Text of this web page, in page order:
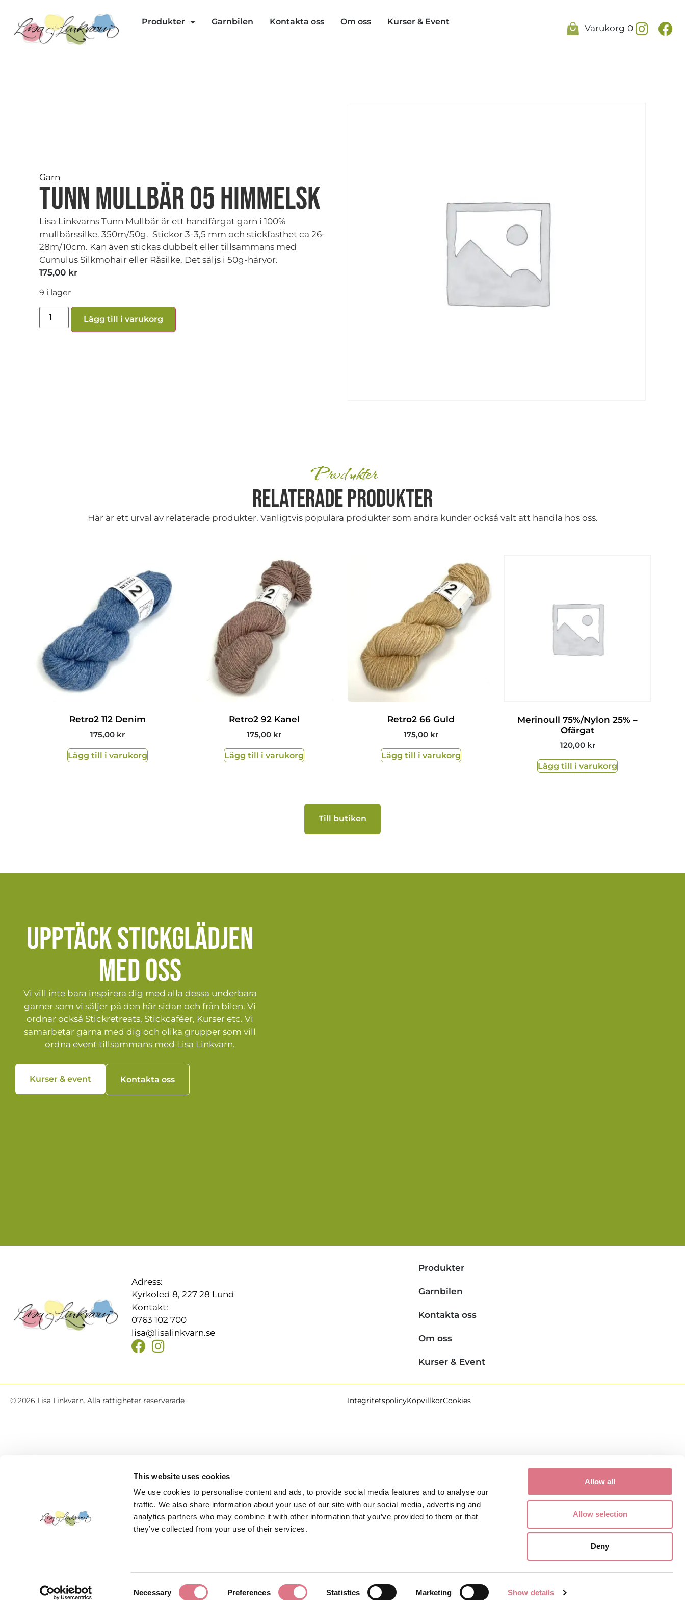
This website uses cookies
We use cookies to personalise content and ads, to provide social media features and to analyse our
traffic. We also share information about your use of our site with our social media, advertising and
analytics partners who may combine it with other information that you’ve provided to them or that
they’ve collected from your use of their services.
Selection
Necessary Preferences Statistics Marketing Show details
Allow all
Allow selection
Deny
Produkter Garnbilen Kontakta oss Om oss Kurser & Event
Varukorg 0
Garn
Tunn Mullbär 05 Himmelsk
Lisa Linkvarns Tunn Mullbär är ett handfärgat garn i 100%
mullbärssilke. 350m/50g. Stickor 3-3,5 mm och stickfasthet ca 26-
28m/10cm. Kan även stickas dubbelt eller tillsammans med
Cumulus Silkmohair eller Råsilke. Det säljs i 50g-härvor.
175,00 kr
9 i lager
Lägg till i varukorg
Produkter
Relaterade produkter
Här är ett urval av relaterade produkter. Vanligtvis populära produkter som andra kunder också valt att handla hos oss.
Retro2 112 Denim
175,00 kr
Lägg till i varukorg
Retro2 92 Kanel
175,00 kr
Lägg till i varukorg
Retro2 66 Guld
175,00 kr
Lägg till i varukorg
Merinoull 75%/Nylon 25% –
Ofärgat
120,00 kr
Lägg till i varukorg
Till butiken
Upptäck stickglädjen
med oss
Vi vill inte bara inspirera dig med alla dessa underbara
garner som vi säljer på den här sidan och från bilen. Vi
ordnar också Stickretreats, Stickcaféer, Kurser etc. Vi
samarbetar gärna med dig och olika grupper som vill
ordna event tillsammans med Lisa Linkvarn.
Kurser & event Kontakta oss
Adress:
Kyrkoled 8, 227 28 Lund
Kontakt:
0763 102 700
lisa@lisalinkvarn.se
Produkter
Garnbilen
Kontakta oss
Om oss
Kurser & Event
© 2026 Lisa Linkvarn. Alla rättigheter reserverade IntegritetspolicyKöpvillkorCookies